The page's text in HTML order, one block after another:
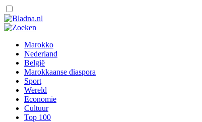
Marokko
Nederland
België
Marokkaanse diaspora
Sport
Wereld
Economie
Cultuur
Top 100